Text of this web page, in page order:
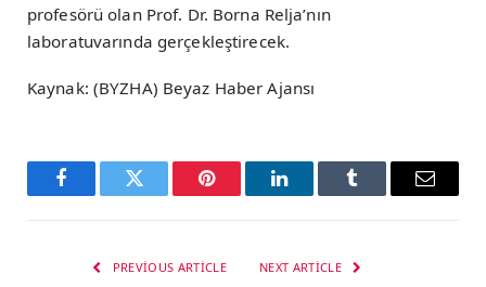
profesörü olan Prof. Dr. Borna Relja’nın
laboratuvarında gerçekleştirecek.
Kaynak: (BYZHA) Beyaz Haber Ajansı
FacebookTwitter Pinterest LinkedInTumblr Email
PREVIOUS ARTICLE NEXT ARTICLE